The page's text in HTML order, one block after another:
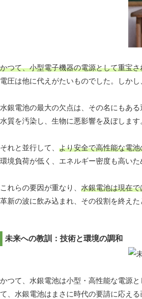
かつて、小型電子機器の電源として重宝
電圧は他に代えがたいものでした。しかし
水銀電池の最大の欠点は、その名にもある
水質を汚染し、生物に悪影響を及ぼしま
それと並行して、 より安全で高性能な電
環境負荷が低く、エネルギー密度も高い
これらの要因が重なり、 水銀電池は現在
革新の波に飲み込まれ、その役割を終えた
未来への教訓：技術と環境の調和
かつて、水銀電池は小型・高性能な電源
て、水銀電池はまさに時代の要請に応え